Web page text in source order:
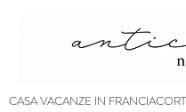
CASA VACANZE IN